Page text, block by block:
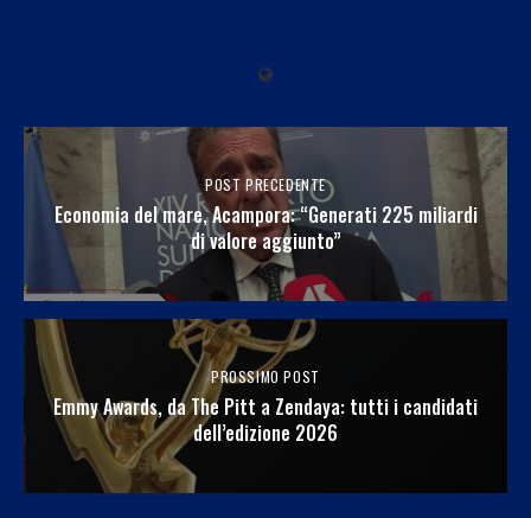
POST PRECEDENTE
Economia del mare, Acampora: “Generati 225 miliardi
di valore aggiunto”
PROSSIMO POST
Emmy Awards, da The Pitt a Zendaya: tutti i candidati
dell’edizione 2026